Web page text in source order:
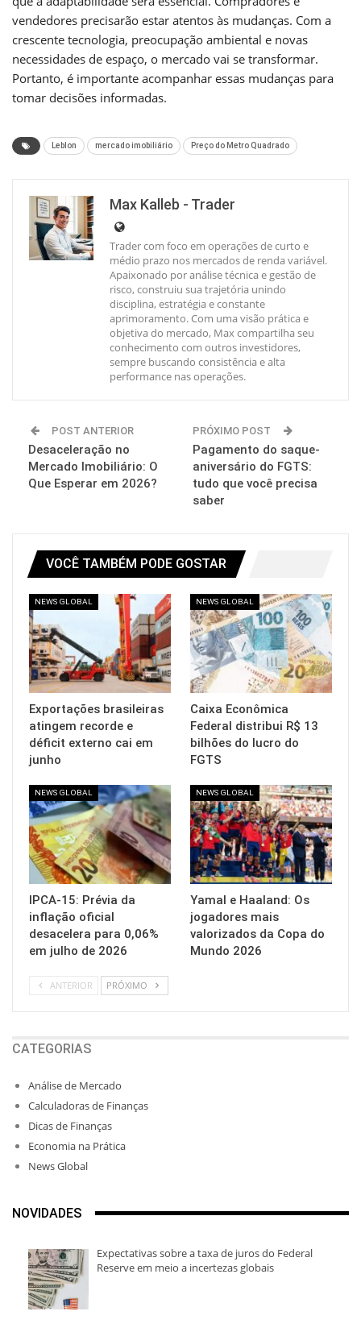
vendedores precisarão estar atentos às mudanças. Com a
crescente tecnologia, preocupação ambiental e novas
necessidades de espaço, o mercado vai se transformar.
Portanto, é importante acompanhar essas mudanças para
tomar decisões informadas.
Leblon mercado imobiliário Preço do Metro Quadrado
Max Kalleb - Trader
Trader com foco em operações de curto e
médio prazo nos mercados de renda variável.
Apaixonado por análise técnica e gestão de
risco, construiu sua trajetória unindo
disciplina, estratégia e constante
aprimoramento. Com uma visão prática e
objetiva do mercado, Max compartilha seu
conhecimento com outros investidores,
sempre buscando consistência e alta
performance nas operações.
POST ANTERIOR
Desaceleração no
Mercado Imobiliário: O
Que Esperar em 2026?
PRÓXIMO POST
Pagamento do saque-
aniversário do FGTS:
tudo que você precisa
saber
VOCÊ TAMBÉM PODE GOSTAR
NEWS GLOBAL
Exportações brasileiras
atingem recorde e
déficit externo cai em
junho
NEWS GLOBAL
Caixa Econômica
Federal distribui R$ 13
bilhões do lucro do
FGTS
NEWS GLOBAL
IPCA-15: Prévia da
inflação oficial
desacelera para 0,06%
em julho de 2026
NEWS GLOBAL
Yamal e Haaland: Os
jogadores mais
valorizados da Copa do
Mundo 2026
ANTERIOR PRÓXIMO
CATEGORIAS
Análise de Mercado
Calculadoras de Finanças
Dicas de Finanças
Economia na Prática
News Global
NOVIDADES
Expectativas sobre a taxa de juros do Federal
Reserve em meio a incertezas globais